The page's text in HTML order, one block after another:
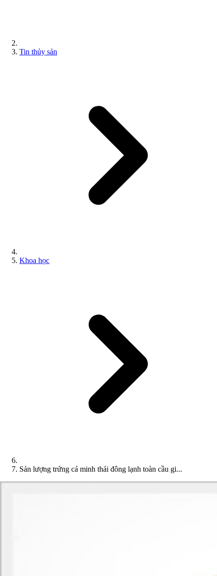
Tin thủy sản
Khoa học
Sản lượng trứng cá minh thái đông lạnh toàn cầu gi...